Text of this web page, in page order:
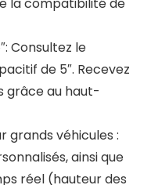
la compatibilité de
Consultez le
de 5″. Recevez
grâce au haut-
grands véhicules :
ainsi que
réel (hauteur des